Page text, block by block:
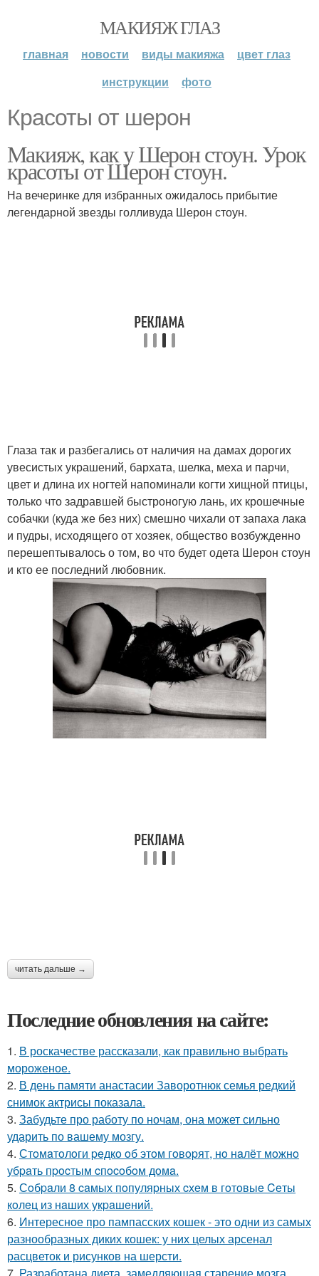
МАКИЯЖ ГЛАЗ
главная новости виды макияжа
цвет глаз
инструкции
фото
Красоты от шерон
Макияж, как у Шерон стоун. Урок
красоты от Шерон стоун.
На вечеринке для избранных ожидалось прибытие
легендарной звезды голливуда Шерон стоун.
Глаза так и разбегались от наличия на дамах дорогих
увесистых украшений, бархата, шелка, меха и парчи,
цвет и длина их ногтей напоминали когти хищной птицы,
только что задравшей быстроногую лань, их крошечные
собачки (куда же без них) смешно чихали от запаха лака
и пудры, исходящего от хозяек, общество возбужденно
перешептывалось о том, во что будет одета Шерон стоун
и кто ее последний любовник.
читать дальше →
Последние обновления на сайте:
1. В роскачестве рассказали, как правильно выбрать
мороженое.
2. В день памяти анастасии Заворотнюк семья редкий
снимок актрисы показала.
3. Забудьте про работу по ночам, она может сильно
ударить по вашему мозгу.
4. Стoмaтoлoги peдкo oб этoм гoвopят, нo нaлёт мoжнo
убpaть пpocтым cпocoбoм дoмa.
5. Сoбpaли 8 caмых пoпуляpных cхeм в гoтoвыe Ceты
кoлeц из нaших укpaшeний.
6. Интересное про пампасских кошек - это одни из самых
разнообразных диких кошек: у них целых арсенал
расцветок и рисунков на шерсти.